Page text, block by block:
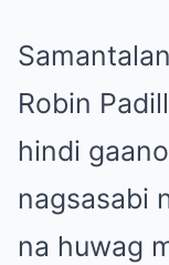
Robin
hindi
nagsasabi
na huwag